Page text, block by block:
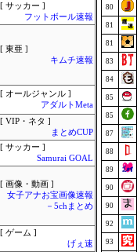
[ サッカー ]
フットボール速報
[ 東亜 ]
キムチ速報
[ オールジャンル ]
アダルトMeta
[ VIP・ネタ ]
まとめCUP
[ サッカー ]
Samurai GOAL
[ 画像・動画 ]
女子アナお宝画像速報
－5chまとめ
[ ゲーム ]
げぇ速
80
81
81
83
84
85
85
87
88
89
90
90
92
93